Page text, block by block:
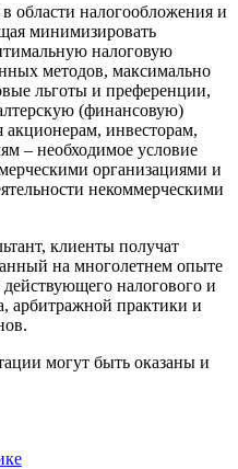
области налогообложения и
минимизировать
налоговую
методов, максимально
льготы и преференции,
(финансовую)
акционерам, инвесторам,
– необходимое условие
организациями и
некоммерческими
клиенты получат
на многолетнем опыте
налогового и
арбитражной практики и
могут быть оказаны и